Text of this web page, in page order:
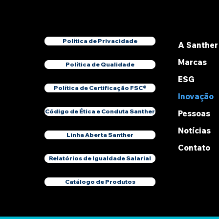
Política de Privacidade
Política de Qualidade
Política de Certificação FSC®
Código de Ética e Conduta Santher
Linha Aberta Santher
Relatórios de Igualdade Salarial
A Santher
Marcas
ESG
Inovação
Pessoas
Notícias
Contato
Catálogo de Produtos